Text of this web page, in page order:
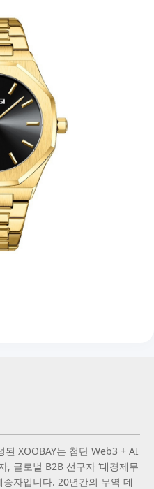
된 XOOBAY는 첨단 Web3 + AI
, 글로벌 B2B 선구자 ‘대경제무
자입니다. 20년간의 무역 데